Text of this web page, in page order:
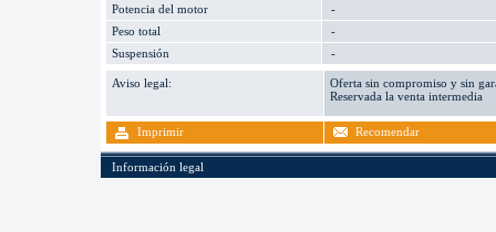
Potencia del motor
-
Peso total
-
Suspensión
-
Aviso legal:
Oferta sin compromiso y sin
Reservada la venta intermedia
Imprimir Recomendar
Información legal